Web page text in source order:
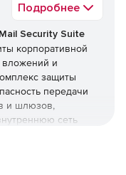
Подробнее
Security Suite
корпоративной
вложений и
защиты
передачи
и шлюзов,
сеть